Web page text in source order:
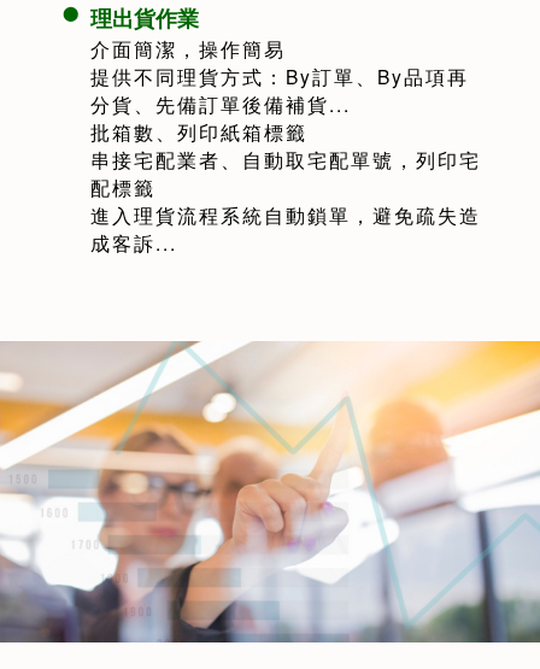
理出貨作業
介面簡潔，操作簡易
​提供不同理貨方式：By訂單、By品項再
分貨、先備訂單後備補貨...
批箱數、列印紙箱標籤
串接宅配業者、自動取宅配單號，列印宅
配標籤
進入理貨流程系統自動鎖單，避免疏失造
成客訴...